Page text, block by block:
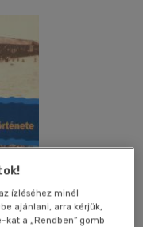
ízléséhez minél
ajánlani, arra kérjük,
a „Rendben” gomb